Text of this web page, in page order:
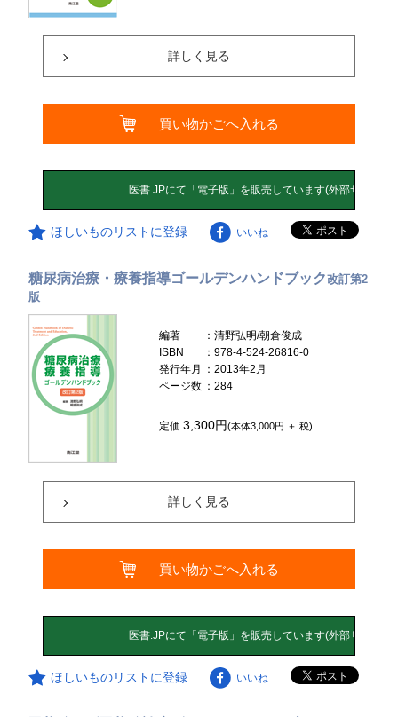
詳しく見る
買い物かごへ入れる
ほしいものリストに登録 いいね
糖尿病治療・療養指導ゴールデンハンドブック改訂第2
版
編著
：清野弘明/朝倉俊成
ISBN
：978-4-524-26816-0
発行年月
：2013年2月
ページ数 ：284
定価3,300円(本体3,000円 ＋ 税)
詳しく見る
買い物かごへ入れる
ほしいものリストに登録 いいね